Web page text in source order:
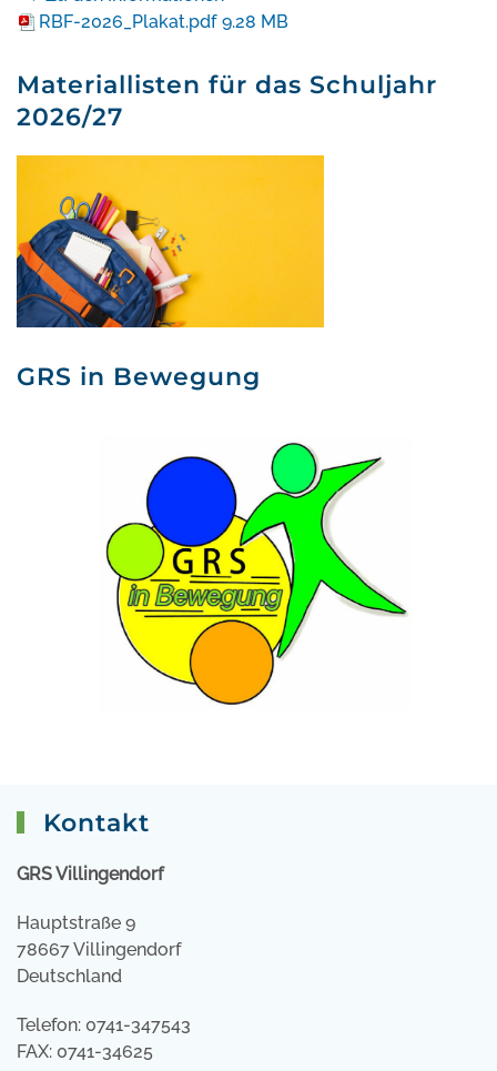
RBF-2026_Plakat.pdf 9.28 MB
Materiallisten für das Schuljahr
2026/27
GRS in Bewegung
Kontakt
GRS Villingendorf
Hauptstraße 9
78667 Villingendorf
Deutschland
Telefon: 0741-347543
FAX: 0741-34625